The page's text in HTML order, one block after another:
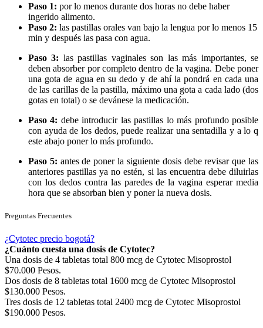
Paso 1: por lo menos durante dos horas no debe haber
ingerido alimento.
Paso 2: las pastillas orales van bajo la lengua por lo menos 15
min y después las pasa con agua.
Paso 3: las pastillas vaginales son las más importantes, se
deben absorber por completo dentro de la vagina. Debe poner
una gota de agua en su dedo y de ahí la pondrá en cada una
de las carillas de la pastilla, máximo una gota a cada lado (dos
gotas en total) o se devánese la medicación.
Paso 4: debe introducir las pastillas lo más profundo posible
con ayuda de los dedos, puede realizar una sentadilla y a lo q
este abajo poner lo más profundo.
Paso 5: antes de poner la siguiente dosis debe revisar que las
anteriores pastillas ya no estén, si las encuentra debe diluirlas
con los dedos contra las paredes de la vagina esperar media
hora que se absorban bien y poner la nueva dosis.
Preguntas Frecuentes
¿Cytotec precio bogotá?
¿Cuánto cuesta una dosis de Cytotec?
Una dosis de 4 tabletas total 800 mcg de Cytotec Misoprostol
$70.000 Pesos.
Dos dosis de 8 tabletas total 1600 mcg de Cytotec Misoprostol
$130.000 Pesos.
Tres dosis de 12 tabletas total 2400 mcg de Cytotec Misoprostol
$190.000 Pesos.